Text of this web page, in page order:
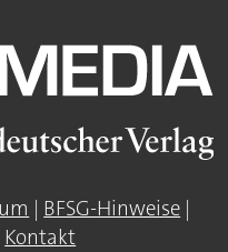
| BFSG-Hinweise |
Kontakt